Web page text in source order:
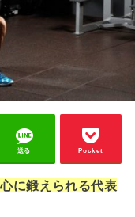
送る Pocket
に鍛えられる代表